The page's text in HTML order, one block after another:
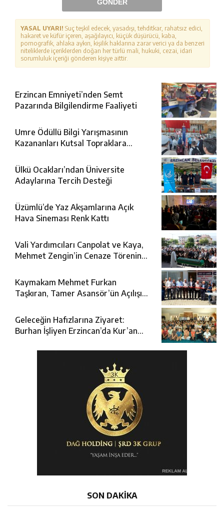
GÖNDER
YASAL UYARI! Suç teşkil edecek, yasadışı, tehditkar, rahatsız edici,
hakaret ve küfür içeren, aşağılayıcı, küçük düşürücü, kaba,
pornografik, ahlaka aykırı, kişilik haklarına zarar verici ya da benzeri
niteliklerde içeriklerden doğan her türlü mali, hukuki, cezai, idari
sorumluluk içeriği gönderen kişiye aittir.
Erzincan Emniyeti’nden Semt
Pazarında Bilgilendirme Faaliyeti
Umre Ödüllü Bilgi Yarışmasının
Kazananları Kutsal Topraklara
Ülkü Ocakları’ndan Üniversite
Adaylarına Tercih Desteği
Üzümlü’de Yaz Akşamlarına Açık
Hava Sineması Renk Kattı
Vali Yardımcıları Canpolat ve Kaya,
Mehmet Zengin’in Cenaze Törenine
Kaymakam Mehmet Furkan
Taşkıran, Tamer Asansör’ün Açılışına
Geleceğin Hafızlarına Ziyaret:
Burhan İşliyen Erzincan’da Kur’an
SON DAKİKA